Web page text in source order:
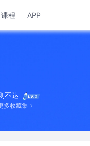
课程 APP
不达
多收藏集